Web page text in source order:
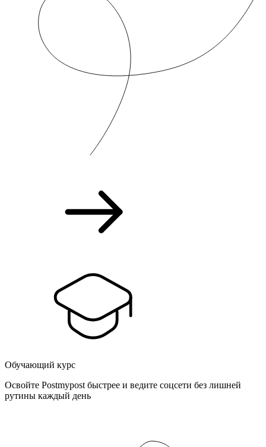
Обучающий курс
Освойте Postmypost быстрее и ведите соцсети без лишней
рутины каждый день